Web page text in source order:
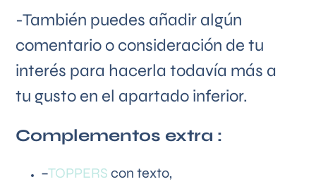
-También puedes añadir algún
comentario o consideración de tu
interés para hacerla todavía más a
tu gusto en el apartado inferior.
Complementos extra :
–TOPPERScon texto,